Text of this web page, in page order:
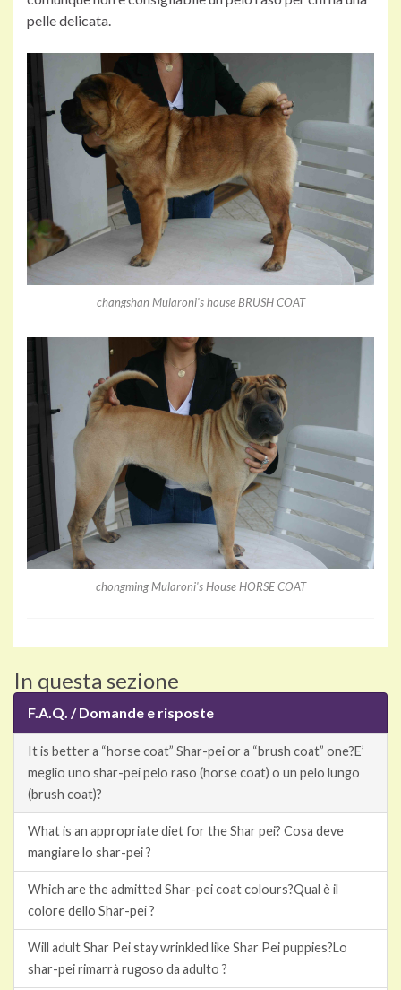
pelle delicata.
changshan Mularoni's house BRUSH COAT
chongming Mularoni's House HORSE COAT
In questa sezione
F.A.Q. / Domande e risposte
It is better a “horse coat” Shar-pei or a “brush coat” one?E’
meglio uno shar-pei pelo raso (horse coat) o un pelo lungo
(brush coat)?
What is an appropriate diet for the Shar pei? Cosa deve
mangiare lo shar-pei ?
Which are the admitted Shar-pei coat colours?Qual è il
colore dello Shar-pei ?
Will adult Shar Pei stay wrinkled like Shar Pei puppies?Lo
shar-pei rimarrà rugoso da adulto ?